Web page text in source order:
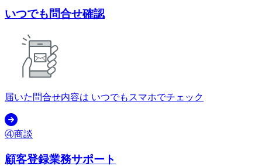
いつでも問合せ確認
届いた問合せ内容は いつでもスマホでチェック
④商談
顧客登録業務サポート